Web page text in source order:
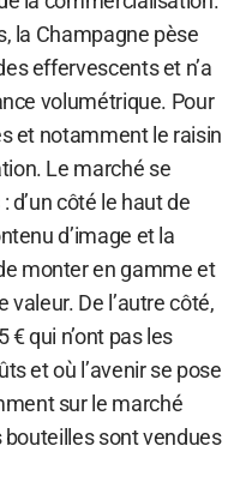
la Champagne pèse
effervescents et n’a
volumétrique. Pour
et notamment le raisin
Le marché se
d’un côté le haut de
d’image et la
monter en gamme et
valeur. De l’autre côté,
qui n’ont pas les
et où l’avenir se pose
sur le marché
sont vendues